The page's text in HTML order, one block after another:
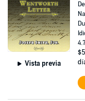
Vista previa